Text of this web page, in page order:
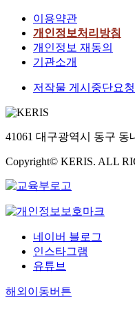
이용약관
개인정보처리방침
개인정보 재동의
기관소개
저작물 게시중단요청
41061 대구광역시 동구 동
Copyright© KERIS. ALL
네이버 블로그
인스타그램
유튜브
해외이동버튼